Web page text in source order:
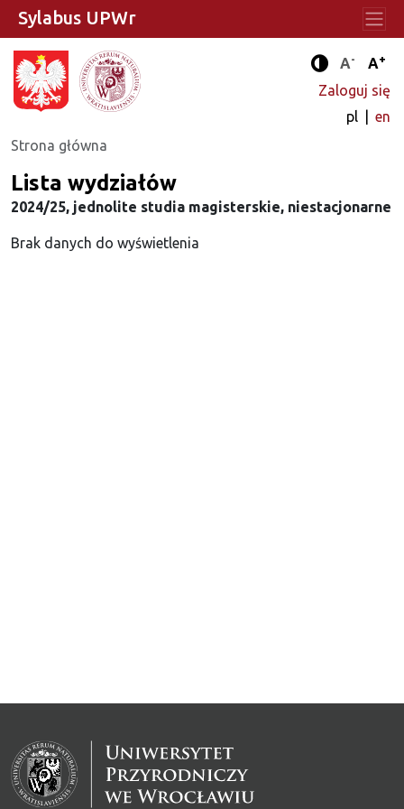
Tryb
A- A+
Zaloguj się
pl
en
Strona główna
Sylabus UPWr
Lista wydziałów
2024/25, jednolite studia magisterskie, niestacjonarne
Brak danych do wyświetlenia